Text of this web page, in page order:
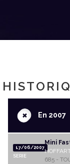
+En 2007
17/06/2007
SERIE
Mini
685 -